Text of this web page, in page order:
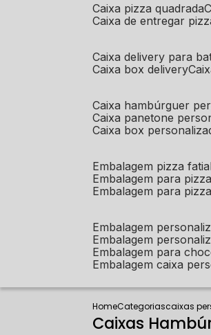
caixa pizza quadrada
caixa de entregar
caixa delivery para
caixa box delivery
caixa hambúrguer
caixa panetone
caixa box
embalagem pizza fatia
embalagem para
embalagem para pizza
embalagem
embalagem
embalagem para
embalagem caixa
HomeCategoriascaixas
Caixas